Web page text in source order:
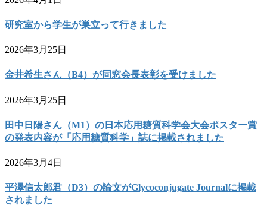
研究室から学生が巣立って行きました
2026年3月25日
金井希生さん（B4）が同窓会長表彰を受けました
2026年3月25日
田中日陽さん（M1）の日本応用糖質科学会大会ポスター賞
の発表内容が「応用糖質科学」誌に掲載されました
2026年3月4日
平澤信太郎君（D3）の論文がGlycoconjugate Journalに掲載
されました